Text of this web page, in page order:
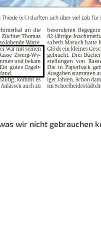
wir nicht gebrauchen